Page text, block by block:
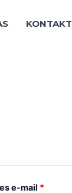
KONTAKT
e-mail *